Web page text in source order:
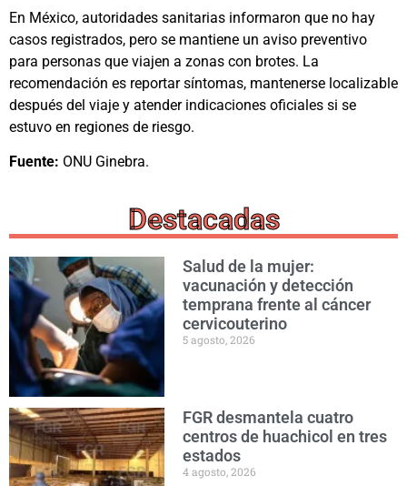
En México, autoridades sanitarias informaron que no hay
casos registrados, pero se mantiene un aviso preventivo
para personas que viajen a zonas con brotes. La
recomendación es reportar síntomas, mantenerse localizable
después del viaje y atender indicaciones oficiales si se
estuvo en regiones de riesgo.
Fuente: ONU Ginebra.
Destacadas
Salud de la mujer:
vacunación y detección
temprana frente al cáncer
cervicouterino
5 agosto, 2026
FGR desmantela cuatro
centros de huachicol en tres
estados
4 agosto, 2026